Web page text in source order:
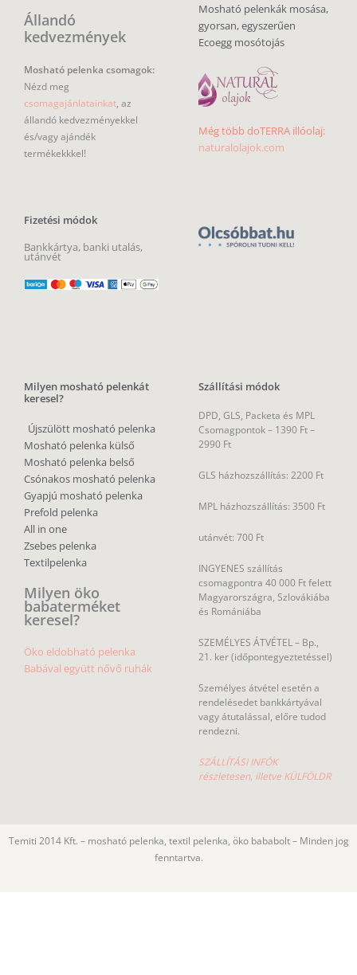
Állandó
kedvezmények
Mosható pelenka csomagok:
Nézd meg
csomagajánlatainkat, az
állandó kedvezményekkel
és/vagy ajándék
termékekkkel!
Fizetési módok
Bankkártya, banki utalás,
utánvét
Mosható pelenkák mosása,
gyorsan, egyszerűen
Ecoegg mosótojás
Még több doTERRA illóolaj:
naturalolajok.com
Milyen mosható pelenkát
keresel?
Újszülött mosható pelenka
Mosható pelenka külső
Mosható pelenka belső
Csónakos mosható pelenka
Gyapjú mosható pelenka
Prefold pelenka
All in one
Zsebes pelenka
Textilpelenka
Milyen öko
babaterméket
keresel?
Öko eldobható pelenka
Babával együtt nővő ruhák
Szállítási módok
DPD, GLS, Packeta és MPL
Csomagpontok – 1390 Ft –
2990 Ft
GLS házhozszállítás: 2200 Ft
MPL házhozszállítás: 3500 Ft
utánvét: 700 Ft
INGYENES szállítás
csomagpontra 40 000 Ft felett
Magyarországra, Szlovákiába
és Romániába
SZEMÉLYES ÁTVÉTEL – Bp.,
21. ker (időpontegyeztetéssel)
Személyes átvétel esetén a
rendelésedet bankkártyával
vagy átutalással, előre tudod
rendezni.
SZÁLLÍTÁSI INFÓK
részletesen, illetve KÜLFÖLDR
Temiti 2014 Kft. – mosható pelenka, textil pelenka, öko bababolt – Minden jog
fenntartva.